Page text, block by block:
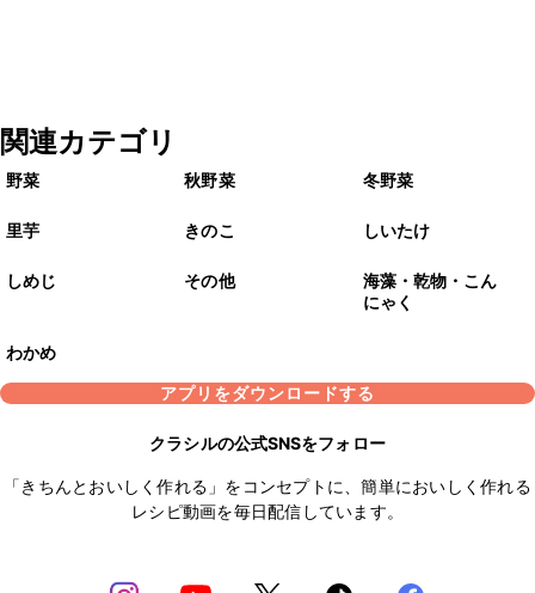
関連カテゴリ
野菜 秋野菜 冬野菜
里芋 きのこ しいたけ
しめじ その他
海藻・乾物・こん
にゃく
わかめ
アプリをダウンロードする
クラシルの公式SNSをフォロー
「きちんとおいしく作れる」をコンセプトに、簡単においしく作れる
レシピ動画を毎日配信しています。